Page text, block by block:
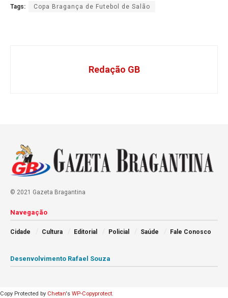
Tags: Copa Bragança de Futebol de Salão
Redação GB
© 2021 Gazeta Bragantina
Navegação
Cidade Cultura Editorial Policial Saúde Fale Conosco
Desenvolvimento Rafael Souza
Copy Protected by Chetan's WP-Copyprotect.